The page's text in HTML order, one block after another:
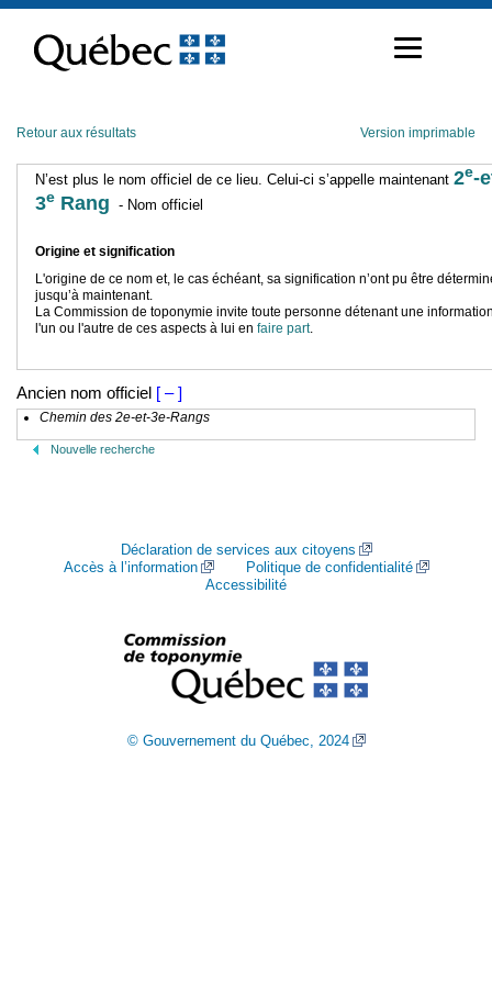
contenu
Retour aux résultats Version imprimable
N’est plus le nom officiel de ce lieu. Celui-ci s’appelle maintenant 2e-
3e Rang - Nom officiel
Origine et signification
L'origine de ce nom et, le cas échéant, sa signification n’ont pu être
jusqu’à maintenant.
La Commission de toponymie invite toute personne détenant une
l'un ou l'autre de ces aspects à lui en faire part.
Ancien nom officiel [ – ]
Chemin des 2e-et-3e-Rangs
Nouvelle recherche
Déclaration de services aux citoyens
Accès à l’information
Politique de confidentialité
Accessibilité
© Gouvernement du Québec, 2024